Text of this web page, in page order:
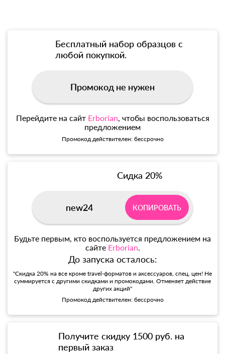
Бесплатный набор образцов с
любой покупкой.
Промокод не нужен
Перейдите на сайт Erborian, чтобы воспользоваться
предложением
Промокод действителен: бессрочно
Сидка 20%
new24 КОПИРОВАТЬ
Будьте первым, кто воспользуется предложением на
сайте Erborian.
До запуска осталось:
"Скидка 20% на все кроме travel-форматов и аксессуаров, спец. цен! Не
суммируется с другими скидками и промокодами. Отменяет действие
других акций"
Промокод действителен: бессрочно
Получите скидку 1500 руб. на
первый заказ